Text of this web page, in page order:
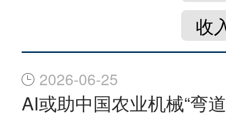
收
2026-06-25
AI或助中国农业机械“弯